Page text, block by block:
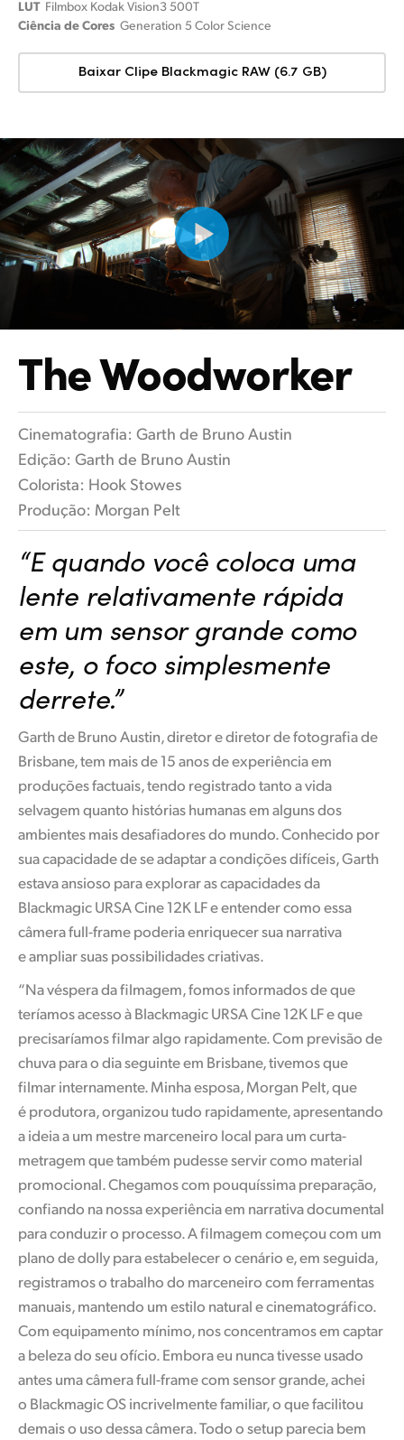
LUT Filmbox Kodak Vision3 500T
Ciência de Cores Generation 5 Color Science
Baixar Clipe Blackmagic RAW (6.7 GB)
The Woodworker
Cinematografia: Garth de Bruno Austin
Edição: Garth de Bruno Austin
Colorista: Hook Stowes
Produção: Morgan Pelt
“E quando você coloca uma
lente relativamente rápida
em um sensor grande como
este, o foco simplesmente
derrete.”
Garth de Bruno Austin, diretor e diretor de fotografia de
Brisbane, tem mais de 15 anos de experiência em
produções factuais, tendo registrado tanto a vida
selvagem quanto histórias humanas em alguns dos
ambientes mais desafiadores do mundo. Conhecido por
sua capacidade de se adaptar a condições difíceis, Garth
estava ansioso para explorar as capacidades da
Blackmagic URSA Cine 12K LF e entender como essa
câmera full-frame poderia enriquecer sua narrativa
e ampliar suas possibilidades criativas.
“Na véspera da filmagem, fomos informados de que
teríamos acesso à Blackmagic URSA Cine 12K LF e que
precisaríamos filmar algo rapidamente. Com previsão de
chuva para o dia seguinte em Brisbane, tivemos que
filmar internamente. Minha esposa, Morgan Pelt, que
é produtora, organizou tudo rapidamente, apresentando
a ideia a um mestre marceneiro local para um curta-
metragem que também pudesse servir como material
promocional. Chegamos com pouquíssima preparação,
confiando na nossa experiência em narrativa documental
para conduzir o processo. A filmagem começou com um
plano de dolly para estabelecer o cenário e, em seguida,
registramos o trabalho do marceneiro com ferramentas
manuais, mantendo um estilo natural e cinematográfico.
Com equipamento mínimo, nos concentramos em captar
a beleza do seu ofício. Embora eu nunca tivesse usado
antes uma câmera full-frame com sensor grande, achei
o Blackmagic OS incrivelmente familiar, o que facilitou
demais o uso dessa câmera. Todo o setup parecia bem